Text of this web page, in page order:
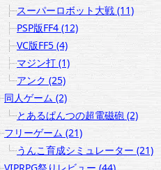
スーパーロボット大戦 (11)
PSP版FF4 (12)
VC版FF5 (4)
マジン打 (1)
アンク (25)
同人ゲーム (2)
とあるぱんつの超電磁砲 (2)
フリーゲーム (21)
うんこ育成シミュレーター (21)